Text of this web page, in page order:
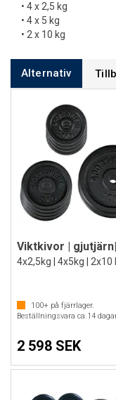
• 4 x 2,5 kg
• 4 x 5 kg
• 2 x 10 kg
Alternativ
4x2,5kg | 4x5kg | 2x10
100+ på fjärrlager.
Beställningsvara ca.14
2 598 SEK